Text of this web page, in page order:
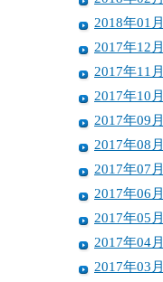
2018年01月
2017年12月
2017年11月
2017年10月
2017年09月
2017年08月
2017年07月
2017年06月
2017年05月
2017年04月
2017年03月